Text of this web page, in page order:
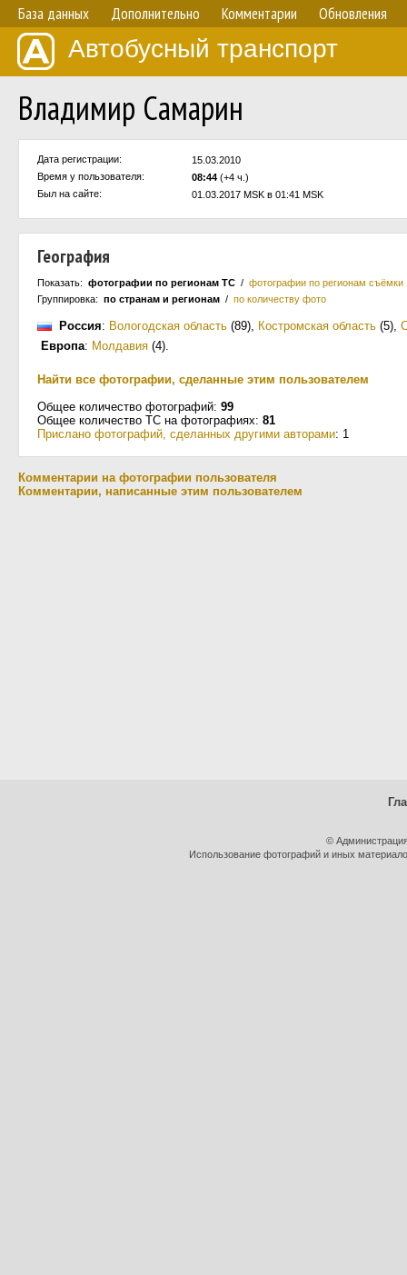
База данных Дополнительно Комментарии Обновления
Автобусный транспорт
Владимир Самарин
Дата регистрации:
15.03.2010
Время у пользователя:
08:44 (+4 ч.)
Был на сайте:
01.03.2017 MSK в 01:41 MSK
География
Показать: фотографии по регионам ТС / фотографии по регионам съёмки
Группировка: по странам и регионам / по количеству фото
Россия: Вологодская область (89), Костромская область (5),
Европа: Молдавия (4).
Найти все фотографии, сделанные этим пользователем
Общее количество фотографий: 99
Общее количество ТС на фотографиях: 81
Прислано фотографий, сделанных другими авторами: 1
Комментарии на фотографии пользователя
Комментарии, написанные этим пользователем
©
Использование фотографий и иных